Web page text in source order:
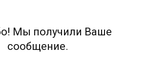
Мы получили Ваше
сообщение.